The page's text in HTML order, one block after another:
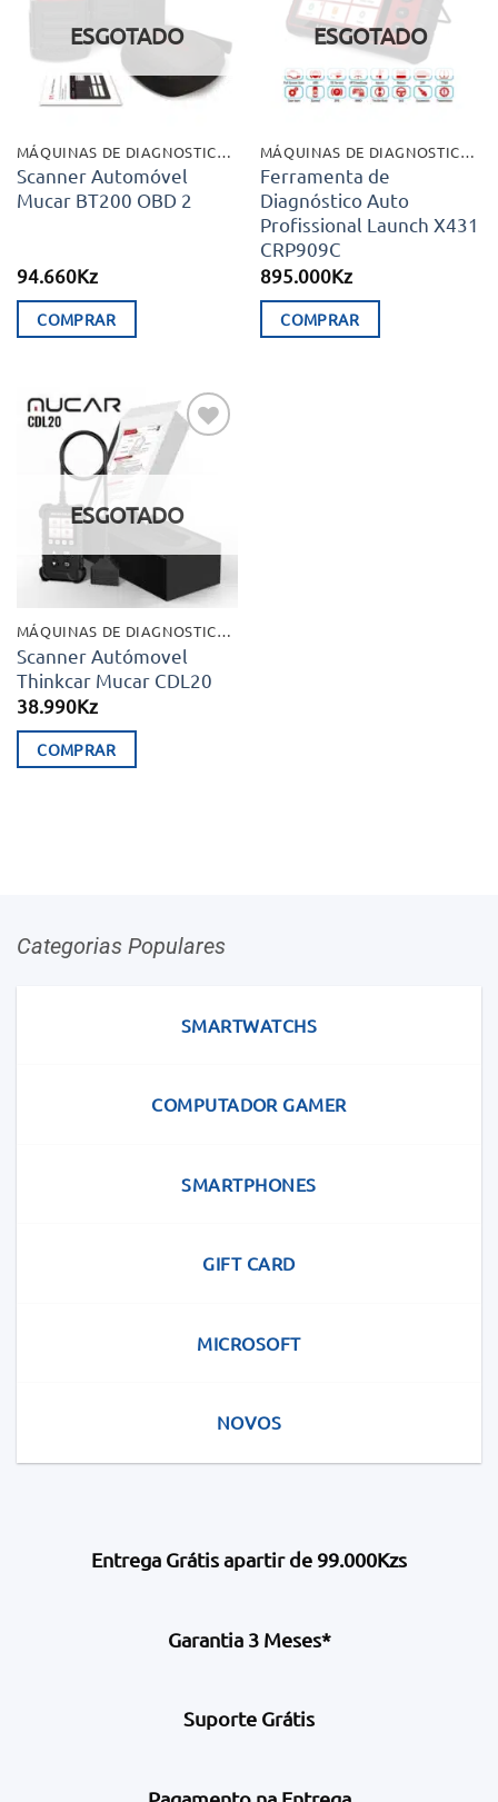
ESGOTADO
MÁQUINAS DE DIAGNOSTICO E EXTRAS
Scanner Automóvel
Mucar BT200 OBD 2
94.660Kz
COMPRAR
desejos
ESGOTADO
MÁQUINAS DE DIAGNOSTICO E EXTRAS
Ferramenta de
Diagnóstico Auto
Profissional Launch X431
CRP909C
895.000Kz
COMPRAR
Adicionar
aos meus
ESGOTADO
MÁQUINAS DE DIAGNOSTICO E EXTRAS
Scanner Autómovel
Thinkcar Mucar CDL20
38.990Kz
COMPRAR
Categorias Populares
SMARTWATCHS
COMPUTADOR GAMER
SMARTPHONES
GIFT CARD
MICROSOFT
NOVOS
Entrega Grátis apartir de 99.000Kzs
Garantia 3 Meses*
Suporte Grátis